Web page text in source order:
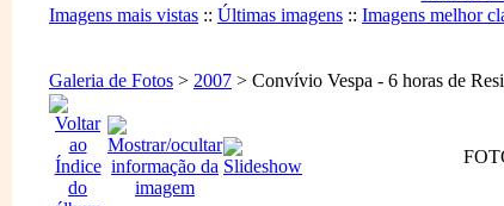
Imagens mais vistas :: Últimas imagens :: Imagens melhor
Galeria de Fotos > 2007 > Convívio Vespa - 6 horas de